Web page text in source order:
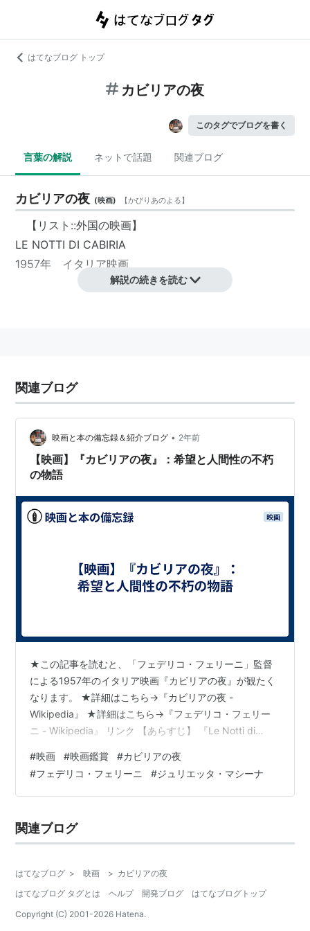
はてなブログ トップ
カビリアの夜
このタグでブログを書く
言葉の解説 ネットで話題 関連ブログ
カビリアの夜 (映画) 【かびりあのよる】
【リスト::外国の映画】
LE NOTTI DI CABIRIA
1957年 イタリア映画
Laurentiis
原案・脚本 エンニオ・フライアーノ Ennio
FLaiano／トゥリオ・ピネッリ Tullio Pinelli
撮影 アルド・トンティ Aldo Tonti
美術・衣裳 ピエロ・ゲラルディ Piero Gherardi
音楽 ニーノ・ロータ Nino Rota
編集 レオ・カットッツォ Leo Catozzo
ジュリエッタ・マジーナ Giulietta Masina （カビ
フランカ・マルツィ Franca Marzi （ワンダ）
アルド・シルヴァーニ Aldo Silvani （催眠術師）
アメデオ・ナッツァーリ Amedeo Nazzari （ナッ
ツァーリ）
Ennio Girolami
Cristian Tassou
局映画賞
解説の続きを読む
関連ブログ
映画と本の備忘録＆紹介ブログ • 2年前
【映画】『カビリアの夜』：希望と人間性の不朽
の物語
★この記事を読むと、「フェデリコ・フェリーニ」監督
による1957年のイタリア映画『カビリアの夜』が観たく
なります。 ★詳細はこちら→『カビリアの夜 -
Wikipedia』 ★詳細はこちら→『フェデリコ・フェリー
ニ - Wikipedia』 リンク 【あらすじ】 『Le Notti di
ーニ監督による1957年の映画で、ローマの郊外で生計を
立てる売春婦カビリアの物語を描いています。彼女は愛
と幸福を求めていますが、彼女を利用し裏切る人々に何
験し、失望と裏切りに直面しながらも、彼女の内面に…
#映画 #映画鑑賞 #カビリアの夜
#フェデリコ・フェリーニ #ジュリエッタ・マシーナ
関連ブログ
はてなブログ > 映画 > カビリアの夜
はてなブログ タグとは
ヘルプ 開発ブログ
はてなブログトップ
Copyright (C) 2001-2026 Hatena.